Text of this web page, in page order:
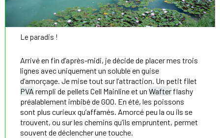
Le paradis !
Arrivé en fin d’après-midi, je décide de placer mes trois
lignes avec uniquement un soluble en guise
d’amorçage. Je mise tout sur l’attraction. Un petit filet
PVA rempli de pellets Cell Mainline et unWafter flashy
préalablement imbibé de GOO. En été, les poissons
sont plus curieux qu’affamés. Amorcé peu la ou ils se
trouvent, ou sur les chemins qu’ils empruntent, permet
souvent de déclencher une touche.